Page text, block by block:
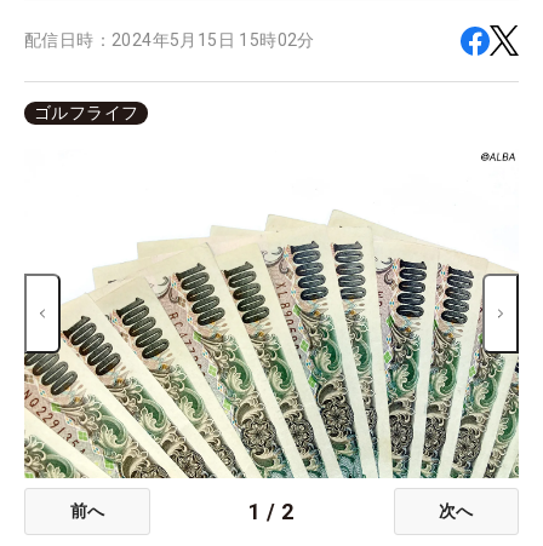
配信日時： 2024年5月15日 15時02分
ゴルフライフ
前へ 1 / 2 次へ